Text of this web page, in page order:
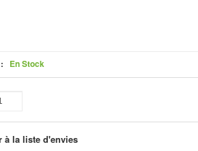
En Stock
à la liste d'envies